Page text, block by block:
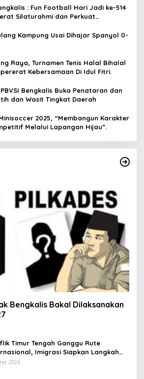
: Fun Football Hari Jadi ke-514
Silaturahmi dan Perkuat
Kampung Usai Dihajar Spanyol 0-
Raya, Turnamen Tenis Halal Bihalal
Kebersamaan Di Idul Fitri.
Bengkalis Buka Penataran dan
dan Wasit Tingkat Daerah
2025, “Membangun Karakter
Melalui Lapangan Hijau”.
Bengkalis Bakal Dilaksanakan
Timur Tengah Ganggu Rute
Imigrasi Siapkan Langkah
2026